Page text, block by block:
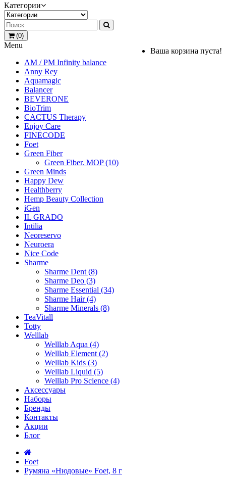
Категории
(0)
Ваша корзина пуста!
Menu
AM / PM Infinity balance
Anny Rey
Aquamagic
Balancer
BEVERONE
BioTrim
CACTUS Therapy
Enjoy Care
FINECODE
Foet
Green Fiber
Green Fiber. MOP (10)
Green Minds
Happy Dew
Healthberry
Hemp Beauty Collection
iGen
IL GRADO
Intilia
Neoreservo
Neuroera
Nice Code
Sharme
Sharme Dent (8)
Sharme Deo (3)
Sharme Essential (34)
Sharme Hair (4)
Sharme Minerals (8)
TeaVitall
Totty
Welllab
Welllab Aqua (4)
Welllab Element (2)
Welllab Kids (3)
Welllab Liquid (5)
Welllab Pro Science (4)
Аксессуары
Наборы
Бренды
Контакты
Акции
Блог
Foet
Румяна «Нюдовые» Foet, 8 г